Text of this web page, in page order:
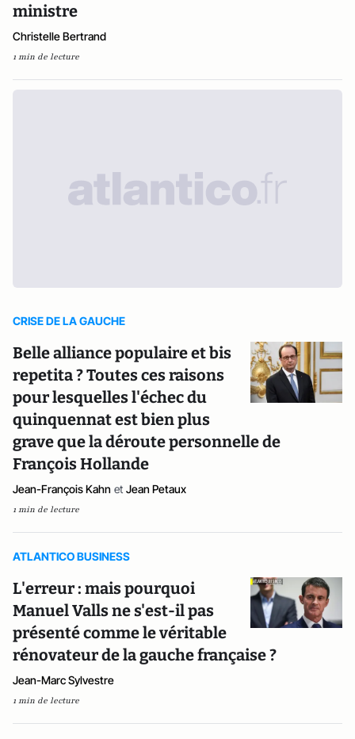
ministre
Christelle Bertrand
1 min de lecture
CRISE DE LA GAUCHE
Belle alliance populaire et bis
repetita ? Toutes ces raisons
pour lesquelles l'échec du
quinquennat est bien plus
grave que la déroute personnelle de
François Hollande
Jean-François Kahn et Jean Petaux
1 min de lecture
ATLANTICO BUSINESS
L'erreur : mais pourquoi
Manuel Valls ne s'est-il pas
présenté comme le véritable
rénovateur de la gauche française ?
Jean-Marc Sylvestre
1 min de lecture